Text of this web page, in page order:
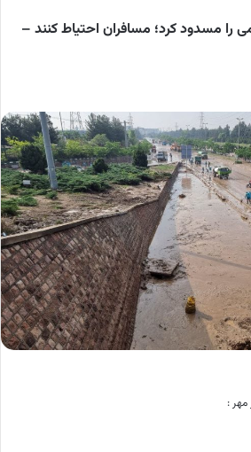
مسدود کرد؛ مسافران احتیاط کنند –
: